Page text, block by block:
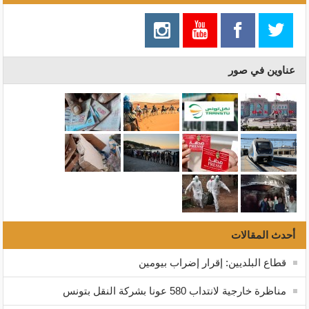
عناوين في صور
أحدث المقالات
قطاع البلديين: إقرار إضراب بيومين
مناظرة خارجية لانتداب 580 عونا بشركة النقل بتونس